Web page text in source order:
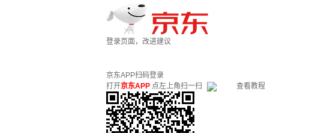
登录页面，改进建议
京东APP扫码登录
打开京东APP 点左上角扫一扫 查看教程